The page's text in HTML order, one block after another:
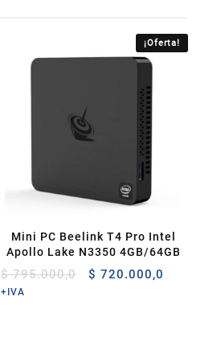
¡Oferta!
Mini PC Beelink T4 Pro Intel
Apollo Lake N3350 4GB/64GB
$795.000,0
El
$ 720.000,0
+IVA